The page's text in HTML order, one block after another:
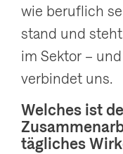
wie beruflich
stand und
im Sektor –
verbindet uns.
Welches ist
tägliches